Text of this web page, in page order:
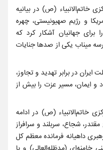
خاتم‌الانبیاء (ص) در بیانیه
و رژیم صهیونیستی، چهره‌
جهانیان آشکار کرد که
مدرسه میناب یکی از صدها جنایات
در برابر تهدید و تجاوز،
و ایمان، مسیر عزت را بیش از
خاتم‌الانبیاء (ص) در ادامه
شجاع، سربلند و سرافراز
داهیانه فرمانده معظم کل